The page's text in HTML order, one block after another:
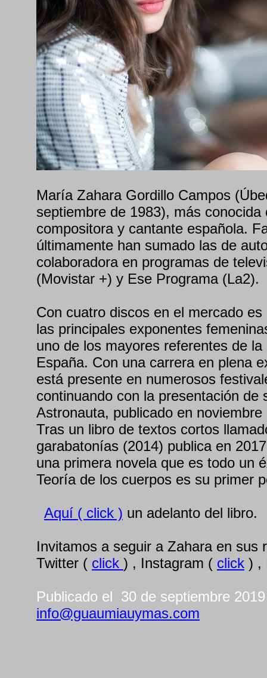
María Zahara Gordillo Campos
septiembre de 1983), más
compositora y cantante española.
últimamente han sumado las de
colaboradora en programas de
(Movistar +) y Ese Programa (La2).
Con cuatro discos en el mercado
las principales exponentes
uno de los mayores referentes de
España. Con una carrera en plena
está presente en numerosos
continuando con la presentación de
Astronauta, publicado en noviembre
Tras un libro de textos cortos
garabatonías (2014) publica en
una primera novela que es todo un
Teoría de los cuerpos es su primer
Aquí ( click ) un adelanto del libro.
Invitamos a seguir a Zahara en sus
Twitter ( click ) , Instagram ( click ) ,
Publicado el 30 de septiembre
info@guaumiauymas.com